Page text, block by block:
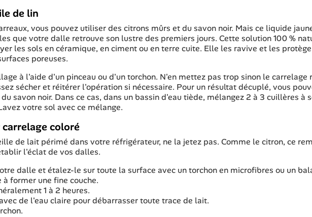
de lin
vous pouvez utiliser des citrons mûrs et du savon noir. Mais ce liquide
que votre dalle retrouve son lustre des premiers jours. Cette solution 100 %
les sols en céramique, en ciment ou en terre cuite. Elle les ravive et les
poreuses.
à l'aide d'un pinceau ou d'un torchon. N'en mettez pas trop sinon le carrelage
sécher et réitérer l'opération si nécessaire. Pour un résultat décuplé, vous
savon noir. Dans ce cas, dans un bassin d'eau tiède, mélangez 2 à 3 cuillères à
votre sol avec ce mélange.
coloré
de lait périmé dans votre réfrigérateur, ne la jetez pas. Comme le citron, ce
l'éclat de vos dalles.
dalle et étalez-le sur toute la surface avec un torchon en microfibres ou un
former une fine couche.
1 à 2 heures.
de l'eau claire pour débarrasser toute trace de lait.